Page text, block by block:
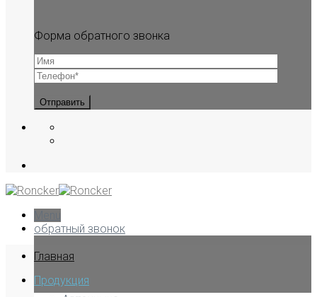
Форма обратного звонка
обратный звонок
Главная
Продукция